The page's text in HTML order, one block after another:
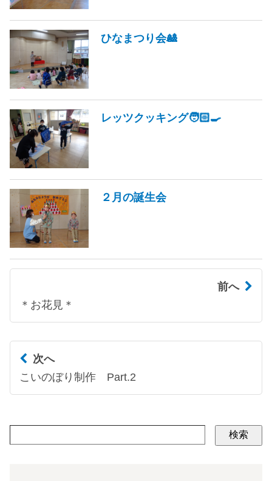
ひなまつり会🎎
レッツクッキング🧑🏻‍🍳
２月の誕生会
前へ
＊お花見＊
次へ
こいのぼり制作 Part.2
検索